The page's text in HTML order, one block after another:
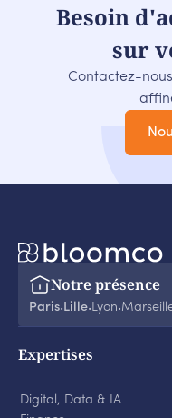
Besoin
sur
Contactez-
Notre présence
Paris‧ Lille‧ Lyon‧
Expertises
Digital, Data & IA